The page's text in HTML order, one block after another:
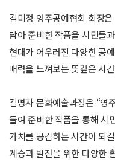
김미정 영주공예협회 회장
담아 준비한 작품을 시민들
현대가 어우러진 다양한 공
매력을 느껴보는 뜻깊은 시
김명자 문화예술과장은 “영
들여 준비한 작품을 통해 시
가치를 공감하는 시간이 되
계승과 발전을 위한 다양한